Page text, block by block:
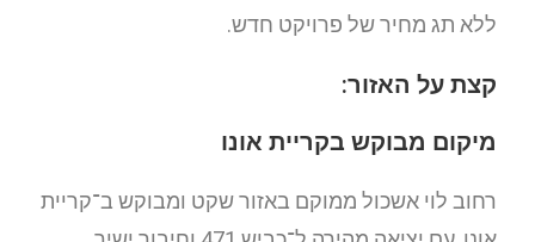
ללא תג מחיר של פרויקט חדש.
קצת על האזור:
מיקום מבוקש בקריית אונו
רחוב לוי אשכול ממוקם באזור שקט ומבוקש ב־קריית